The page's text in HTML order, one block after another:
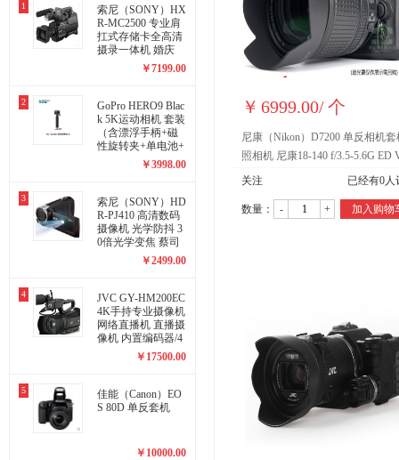
1
索尼（SONY）HX
R-MC2500 专业肩
扛式存储卡全高清
摄录一体机 婚庆
直播 团拜会 专业
￥7199.00
2
GoPro HERO9 Blac
k 5K运动相机 套装
（含漂浮手柄+磁
性旋转夹+单电池+
32G内存卡）
￥3998.00
3
索尼（SONY）HD
R-PJ410 高清数码
摄像机 光学防抖 3
0倍光学变焦 蔡司
镜头 内置投影 WIF
￥2499.00
4
JVC GY-HM200EC
4K手持专业摄像机
网络直播机 直播摄
像机 内置编码器/4
K/sdi输出￥ 17500.00
5
佳能（Canon）EO
S 80D 单反套机
￥ 10000.00
￥ 6999.00/个
尼康（Nikon）D7200 单反相机套
照相机 尼康18-140 f/3.5-5.6G ED
关注
已经有0人
数量： - + 加入购物